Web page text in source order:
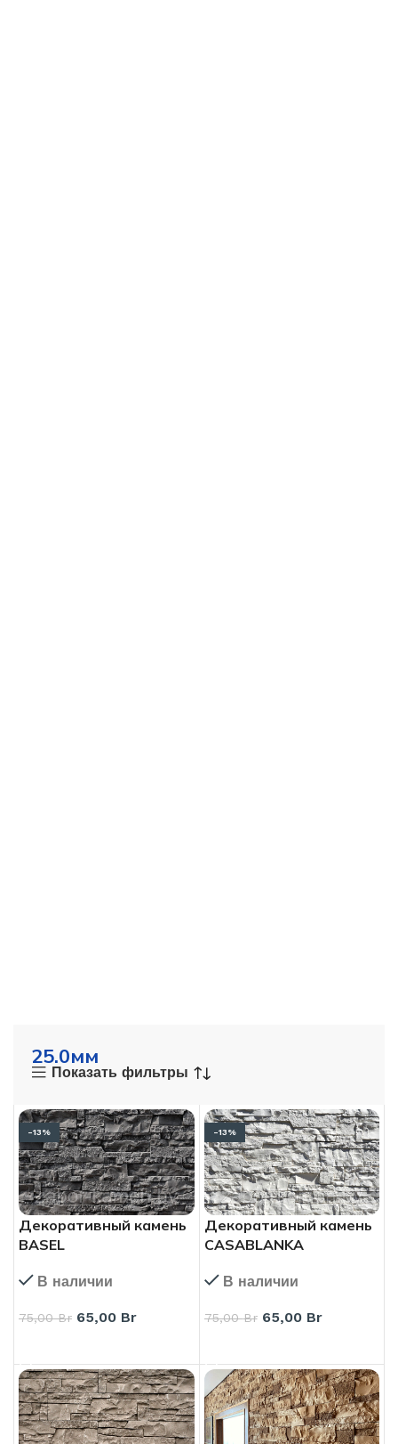
25.0мм
Показать фильтры
-13%
Декоративный камень
BASEL
В наличии
75,00Br 65,00 Br
-13%
Декоративный камень
CASABLANKA
В наличии
75,00Br 65,00 Br